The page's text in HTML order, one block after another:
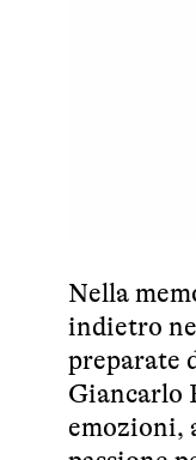
Nella
indietro
preparate
Giancarlo
emozioni,